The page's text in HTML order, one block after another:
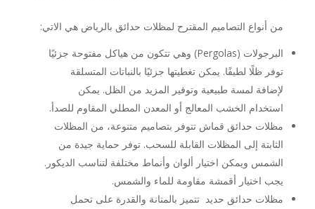
من أنواع التصاميم المقترح لمظلات حدائق بالرياض هي الاتي:
البرجولات (Pergolas) وهي تتكون من هياكل مفتوحة جزئيًا
توفر ظلًا لطيفًا. يمكن تغطيتها جزئيًا بالنباتات المتسلقة
لإضافة لمسة طبيعية وتوفير المزيد من الظل. يمكن
استخدام الخشب المعالج أو المعدن المطلي المقاوم للصدأ.
مظلات حدائق قماش تتوفر بتصاميم متنوعة، من المظلات
الثابتة إلى المظلات القابلة للسحب. توفر حماية جيدة من
الشمس ويمكن اختيار ألوان وأنماط مختلفة لتناسب الديكور.
يجب اختيار أقمشة مقاومة للماء والشمس.
مظلات حدائق حديد تتميز بالمتانة والقدرة على تحمل